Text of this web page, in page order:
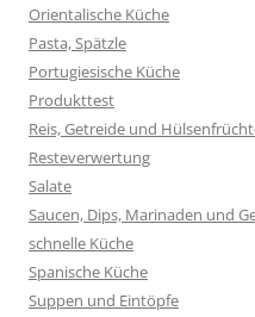
Orientalische Küche
Pasta, Spätzle
Portugiesische Küche
Produkttest
Reis, Getreide und
Resteverwertung
Salate
Saucen, Dips, Marinaden und
schnelle Küche
Spanische Küche
Suppen und Eintöpfe